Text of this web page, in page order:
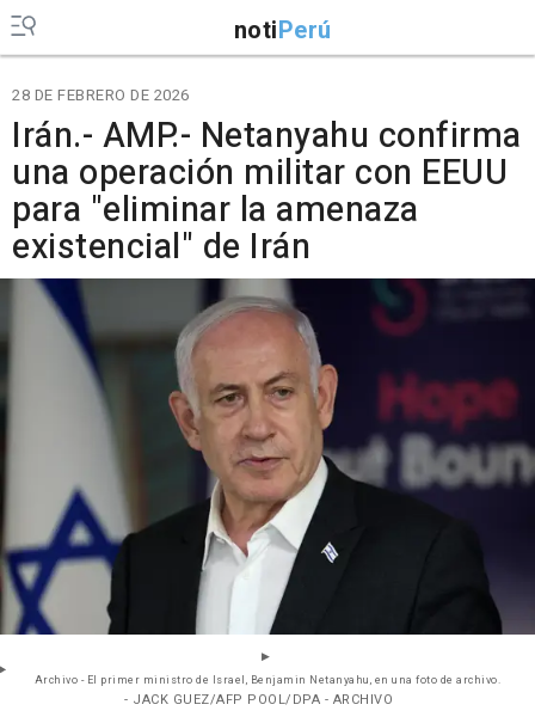
notiPerú
28 DE FEBRERO DE 2026
Irán.- AMP.- Netanyahu confirma
una operación militar con EEUU
para "eliminar la amenaza
existencial" de Irán
Archivo - El primer ministro de Israel, Benjamin Netanyahu, en una foto de archivo.
- JACK GUEZ/AFP POOL/DPA - ARCHIVO